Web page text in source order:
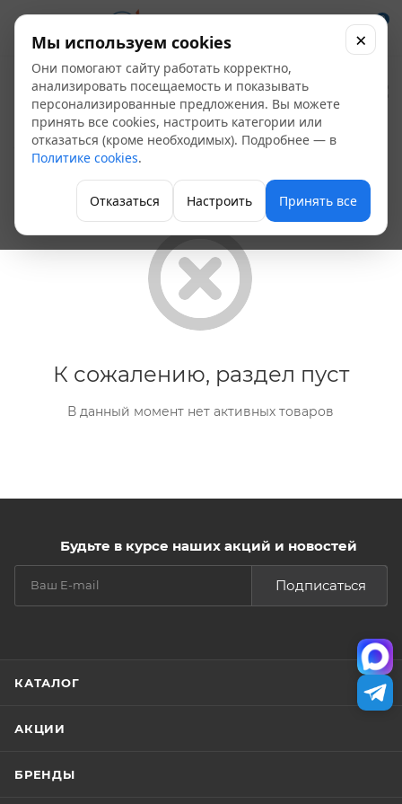
0
Рожковые ключи
Главная
К сожалению, раздел пуст
В данный момент нет активных товаров
Будьте в курсе наших акций и новостей
Подписаться
КАТАЛОГ
АКЦИИ
БРЕНДЫ
Мы используем cookies
Они помогают сайту работать корректно,
анализировать посещаемость и показывать
персонализированные предложения. Вы можете
принять все cookies, настроить категории или
отказаться (кроме необходимых). Подробнее — в
Политике cookies.
Отказаться Настроить Принять все
×